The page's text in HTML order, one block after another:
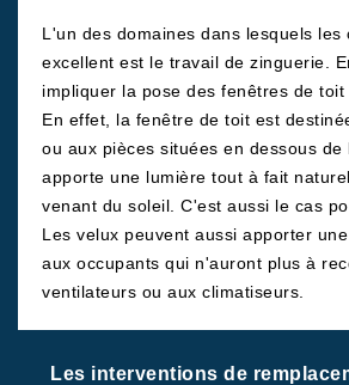
L'un des domaines dans lesquels les
excellent est le travail de zinguerie.
impliquer la pose des fenêtres de toit
En effet, la fenêtre de toit est
ou aux pièces situées en dessous
apporte une lumière tout à fait
venant du soleil. C'est aussi le cas
Les velux peuvent aussi apporter
aux occupants qui n'auront plus à
ventilateurs ou aux climatiseurs.
Les interventions de